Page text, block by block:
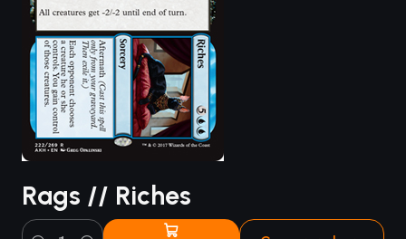
Rags // Riches